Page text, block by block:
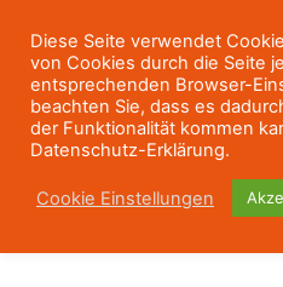
Diese Seite verwendet
von Cookies durch die Seite
entsprechenden Browser-
beachten Sie, dass es
der Funktionalität kommen
Datenschutz-Erklärung.
Cookie Einstellungen